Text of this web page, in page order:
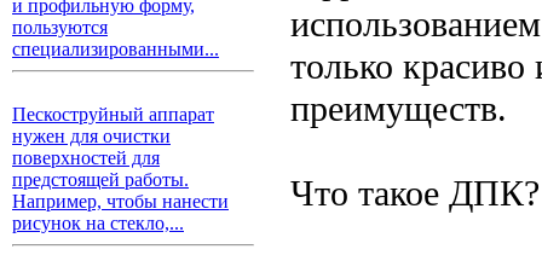
и профильную форму,
пользуются
специализированными...
Пескоструйный аппарат
нужен для очистки
поверхностей для
предстоящей работы.
Например, чтобы нанести
рисунок на стекло,...
только
преимуществ.
Что такое ДПК?